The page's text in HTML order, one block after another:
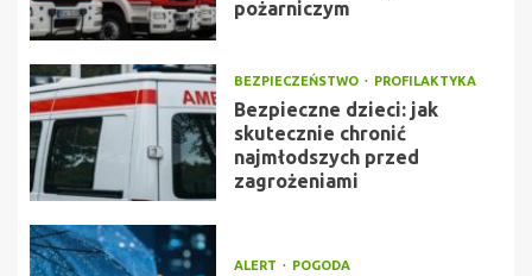
pożarniczym
BEZPIECZEŃSTWO PROFILAKTYKA
Bezpieczne dzieci: jak
skutecznie chronić
najmłodszych przed
zagrożeniami
ALERT POGODA